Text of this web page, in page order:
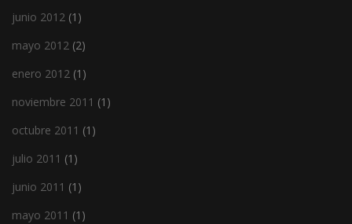
junio 2012 (1)
mayo 2012 (2)
enero 2012 (1)
noviembre 2011 (1)
octubre 2011 (1)
julio 2011 (1)
junio 2011 (1)
mayo 2011 (1)